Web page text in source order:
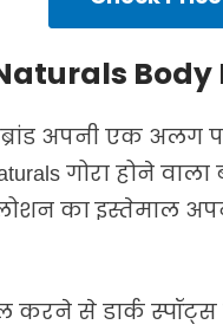
Body
अपनी एक अलग
गोरा होने
का इस्तेमाल
करने से डार्क